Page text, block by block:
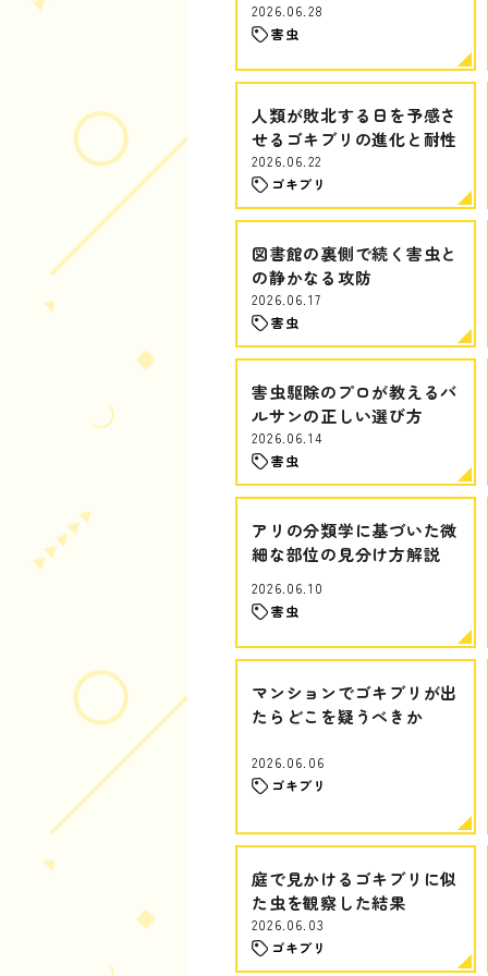
2026.06.28
害虫
人類が敗北する日を予感さ
せるゴキブリの進化と耐性
2026.06.22
ゴキブリ
図書館の裏側で続く害虫と
の静かなる攻防
2026.06.17
害虫
害虫駆除のプロが教えるバ
ルサンの正しい選び方
2026.06.14
害虫
アリの分類学に基づいた微
細な部位の見分け方解説
2026.06.10
害虫
マンションでゴキブリが出
たらどこを疑うべきか
2026.06.06
ゴキブリ
庭で見かけるゴキブリに似
た虫を観察した結果
2026.06.03
ゴキブリ